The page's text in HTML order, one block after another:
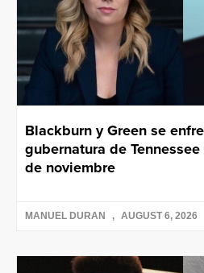
Blackburn y Green se
gubernatura de
de noviembre
MANUEL DURAN AUGUST 6, 2026